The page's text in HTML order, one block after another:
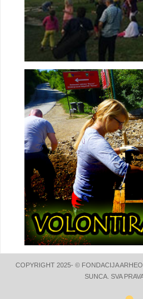
COPYRIGHT 2025- © FONDACIJA
SUNCA. SVA